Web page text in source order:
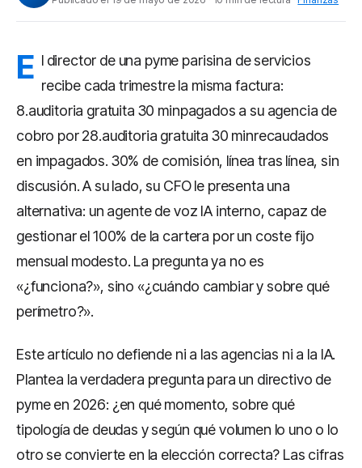
E l director de una pyme parisina de servicios
recibe cada trimestre la misma factura:
8.auditoria gratuita 30 minpagados a su agencia de
cobro por 28.auditoria gratuita 30 minrecaudados
en impagados. 30% de comisión, línea tras línea, sin
discusión. A su lado, su CFO le presenta una
alternativa: un agente de voz IA interno, capaz de
gestionar el 100% de la cartera por un coste fijo
mensual modesto. La pregunta ya no es
«¿funciona?», sino «¿cuándo cambiar y sobre qué
perímetro?».
Este artículo no defiende ni a las agencias ni a la IA.
Plantea la verdadera pregunta para un directivo de
pyme en 2026: ¿en qué momento, sobre qué
tipología de deudas y según qué volumen lo uno o lo
otro se convierte en la elección correcta? Las cifras